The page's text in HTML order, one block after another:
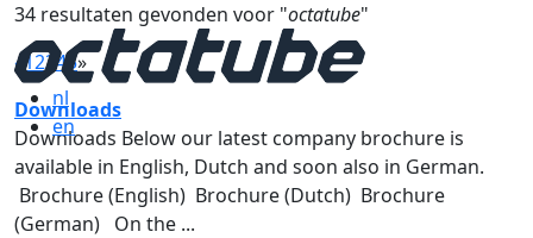
nl
en
34 resultaten gevonden voor "octatube"
« 123 4 5»
Downloads
Downloads Below our latest company brochure is
available in English, Dutch and soon also in German.
Brochure (English) Brochure (Dutch) Brochure
(German) On the ...